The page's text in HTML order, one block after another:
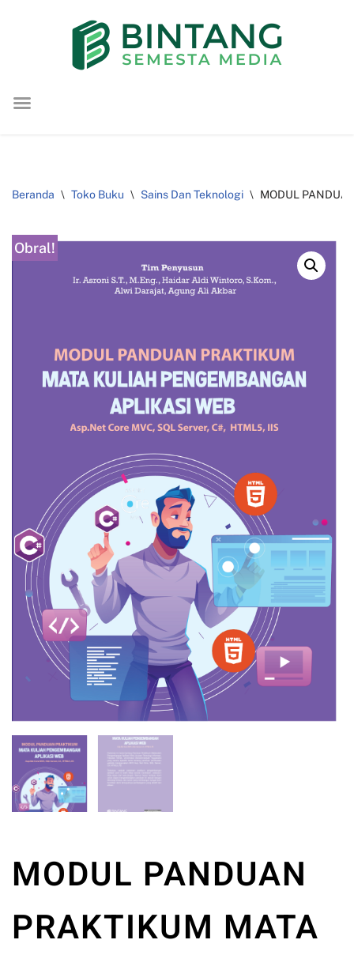
konten
Beranda \ Toko Buku \ Sains Dan Teknologi \ MODUL
Obral!
MODUL PANDUAN
PRAKTIKUM MATA